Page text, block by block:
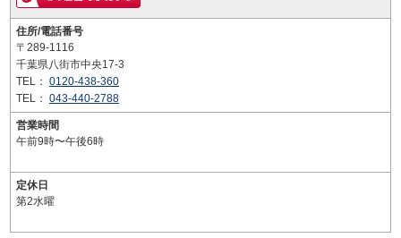
住所/電話番号
〒289-1116
千葉県八街市中央17-3
TEL： 0120-438-360
TEL： 043-440-2788
営業時間
午前9時〜午後6時
定休日
第2水曜